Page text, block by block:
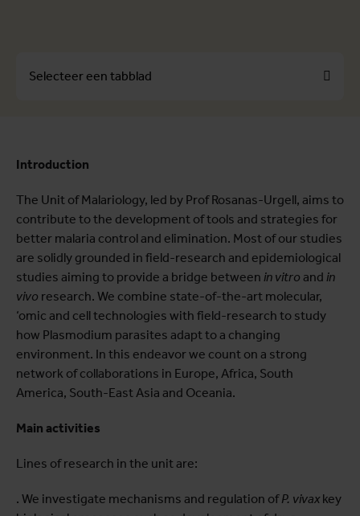
Selecteer een tabblad
Themes
Introduction
The Unit of Malariology, led by Prof Rosanas-Urgell, aims to
contribute to the development of tools and strategies for
better malaria control and elimination. Most of our studies
are solidly grounded in field-research and epidemiological
studies aiming to provide a bridge between in vitro and in
vivo research. We combine state-of-the-art molecular,
‘omic and cell technologies with field-research to study
how Plasmodium parasites adapt to a changing
environment. In this endeavor we count on a strong
network of collaborations in Europe, Africa, South
America, South-East Asia and Oceania.
Main activities
Lines of research in the unit are:
. We investigate mechanisms and regulation ofP. vivax key